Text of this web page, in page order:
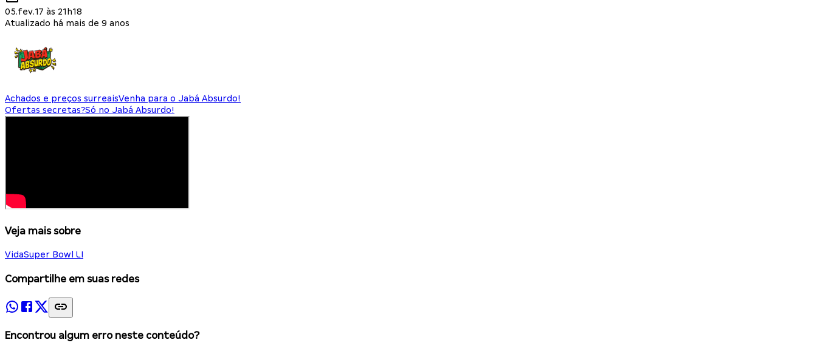
05.fev.17 às 21h18
Atualizado há mais de 9 anos
Achados e preços surreaisVenha para o Jabá Absurdo!
Ofertas secretas?Só no Jabá Absurdo!
Veja mais sobre
VidaSuper Bowl LI
Compartilhe em suas redes
Encontrou algum erro neste conteúdo?